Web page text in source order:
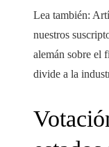
Lea también:
nuestros
alemán sobre el
divide a la